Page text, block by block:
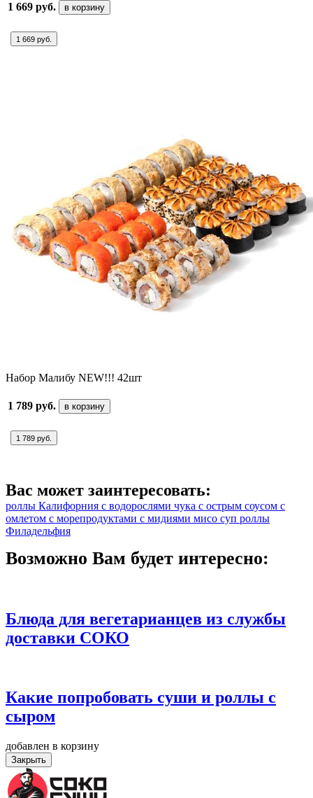
1 669 руб. в корзину
1 669 руб.
Набор Малибу NEW!!! 42шт
1 789 руб. в корзину
1 789 руб.
Вас может заинтересовать:
роллы Калифорния с водорослями чука с острым соусом с
омлетом с морепродуктами с мидиями мисо суп роллы
Филадельфия
Возможно Вам будет интересно:
Блюда для вегетарианцев из службы
доставки СОКО
Какие попробовать суши и роллы с
сыром
добавлен в корзину
Закрыть